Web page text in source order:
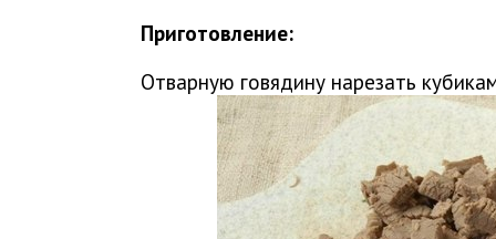
Приготовление:
Отварную говядину нарезать